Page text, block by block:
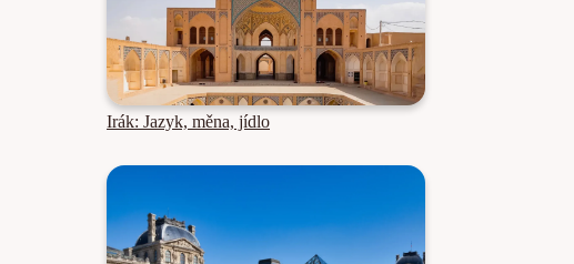
Irák: Jazyk, měna, jídlo